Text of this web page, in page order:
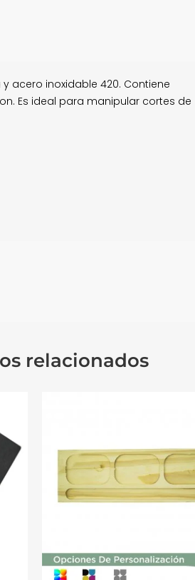
acero inoxidable 420. Contiene
Es ideal para manipular cortes de
relacionados